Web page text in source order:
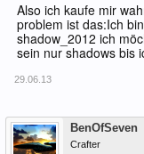
Also ich kaufe mir
problem ist das:Ich
shadow_2012 ich
sein nur shadows bis
29.06.13
BenOfSeven
Crafter